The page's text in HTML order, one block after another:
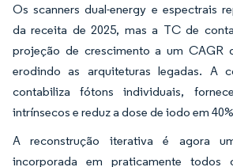
Os scanners dual-energy e espectrais
da receita de 2025, mas a TC de
projeção de crescimento a um CAGR
erodindo as arquiteturas legadas. A
contabiliza fótons individuais,
intrínsecos e reduz a dose de iodo em
A reconstrução iterativa é agora
incorporada em praticamente todos